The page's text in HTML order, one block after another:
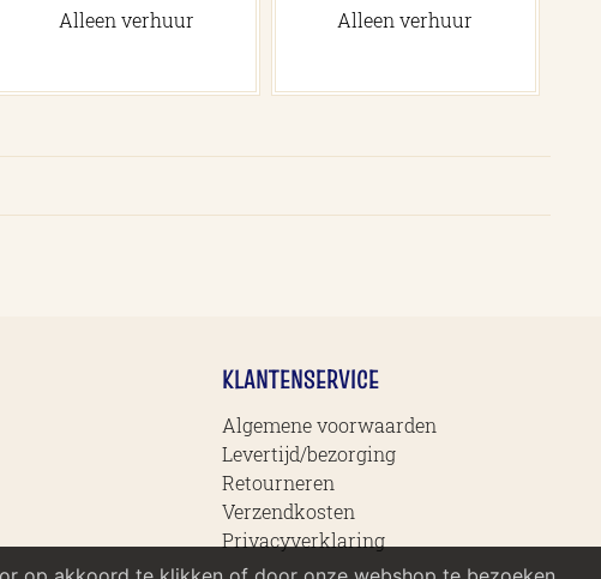
Alleen verhuur Alleen verhuur
KLANTENSERVICE
Algemene voorwaarden
Levertijd/bezorging
Retourneren
Verzendkosten
Privacyverklaring